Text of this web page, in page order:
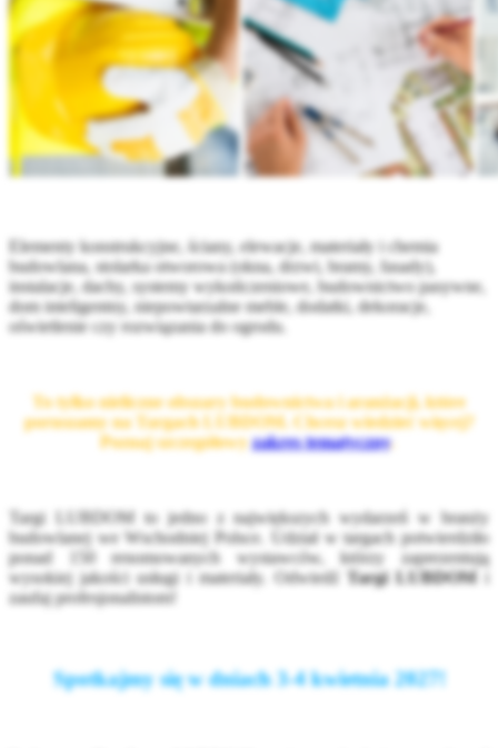
Elementy konstrukcyjne, ściany, elewacje, materiały i chemia
budowlana, stolarka otworowa (okna, drzwi, bramy, fasady),
instalacje, dachy, systemy wykończeniowe, budownictwo pasywne,
dom inteligentny, niepowtarzalne meble, dodatki, dekoracje,
oświetlenie czy rozwiązania do ogrodu.
To tylko nieliczne obszary budownictwa i aranżacji, które
poruszamy na Targach LUBDOM. Chcesz wiedzieć więcej?
Poznaj szczegółowyzakres tematyczny.
Targi LUBDOM to jedno z największych wydarzeń w branży
budowlanej we Wschodniej Polsce. Udział w targach potwierdziło
ponad 150 renomowanych wystawców, którzy zaprezentują
wysokiej jakości usługi i materiały. Odwiedź
Targi LUBDOM
zaufaj profesjonalistom!
Spotkajmy się w dniach 3-4 kwietnia 2027!